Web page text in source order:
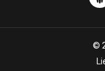
©